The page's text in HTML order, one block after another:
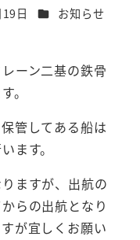
日 カテゴリー
お知らせ
ーン二基の鉄骨
。
管してある船は
ます。
ますが、出航の
らの出航となり
が宜しくお願い